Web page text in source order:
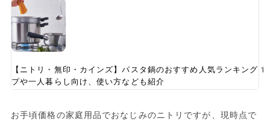
【ニトリ・無印・カインズ】パスタ鍋のおすすめ人気ランキン
プや一人暮らし向け、使い方なども紹介
お手頃価格の家庭用品でおなじみのニトリですが、現時点で